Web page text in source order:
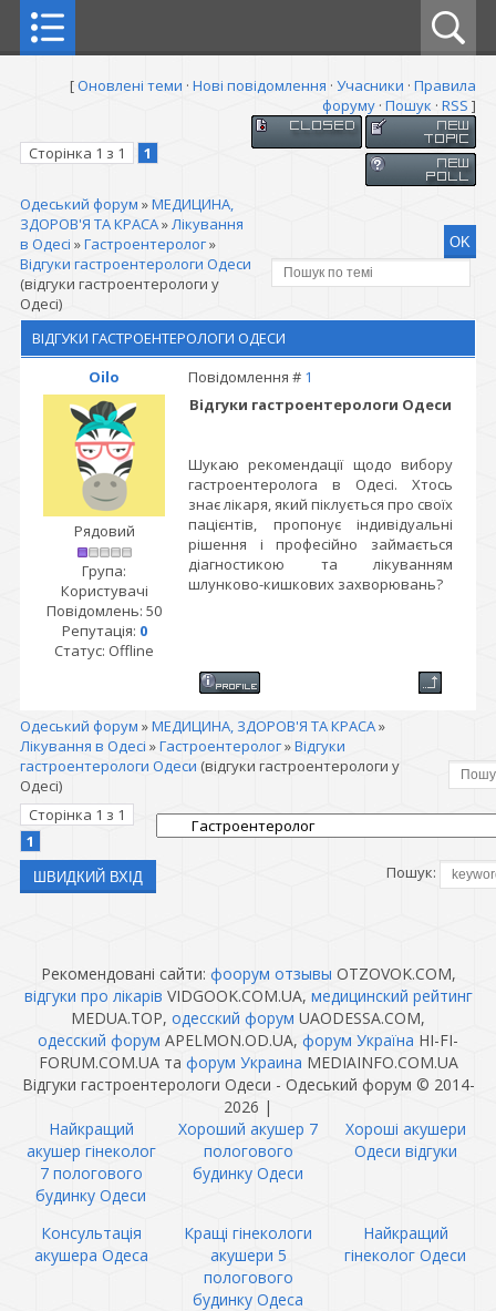
[Оновлені теми · Нові повідомлення · Учасники · Правила
форуму · Пошук · RSS ]
Сторінка 1 з 1 1
Одеський форум »МЕДИЦИНА,
ЗДОРОВ'Я ТА КРАСА»Лікування
в Одесі »Гастроентеролог»
Відгуки гастроентерологи Одеси
(відгуки гастроентерологи у
Одесі)
ВІДГУКИ ГАСТРОЕНТЕРОЛОГИ ОДЕСИ
Oilo
Повідомлення # 1
Рядовий
Група:
Користувачі
Повідомлень: 50
Репутація: 0
Статус: Offline
Відгуки гастроентерологи Одеси
Шукаю рекомендації щодо вибору
гастроентеролога в Одесі. Хтось
знає лікаря, який піклується про своїх
пацієнтів, пропонує індивідуальні
рішення і професійно займається
діагностикою та лікуванням
шлунково-кишкових захворювань?
Одеський форум »МЕДИЦИНА, ЗДОРОВ'Я ТА КРАСА»
Лікування в Одесі »Гастроентеролог»Відгуки
гастроентерологи Одеси (відгуки гастроентерологи у
Одесі)
Сторінка 1 з 1
1
Пошук:
Рекомендовані сайти: фоорум отзывы OTZOVOK.COM,
відгуки про лікарів VIDGOOK.COM.UA, медицинский рейтинг
MEDUA.TOP, одесский форум UAODESSA.COM,
одесский форум APELMON.OD.UA, форум Україна HI-FI-
FORUM.COM.UA та форум Украина MEDIAINFO.COM.UA
Відгуки гастроентерологи Одеси - Одеський форум © 2014-
2026 |
Найкращий
акушер гінеколог
7 пологового
будинку Одеси
Хороший акушер 7
пологового
будинку Одеси
Хороші акушери
Одеси відгуки
Консультація
акушера Одеса
Кращі гінекологи
акушери 5
пологового
будинку Одеса
Найкращий
гінеколог Одеси